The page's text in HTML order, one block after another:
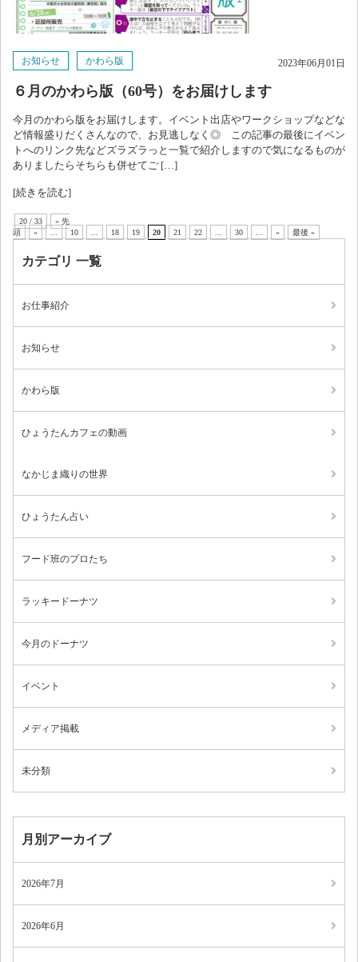
お知らせ かわら版 2023年06月01日
６月のかわら版（60号）をお届けします
今月のかわら版をお届けします。イベント出店やワークショップなどな
ど情報盛りだくさんなので、お見逃しなく◎ この記事の最後にイベン
トへのリンク先などズラズラっと一覧で紹介しますので気になるものが
ありましたらそちらも併せてご […]
[続きを読む]
20 / 33
« 先
頭
« 10 18 19 20 21 22 30 » 最後 »
カテゴリ 一覧
お仕事紹介
お知らせ
かわら版
ひょうたんカフェの動画
なかじま織りの世界
ひょうたん占い
フード班のプロたち
ラッキードーナツ
今月のドーナツ
イベント
メディア掲載
未分類
月別アーカイブ
2026年7月
2026年6月